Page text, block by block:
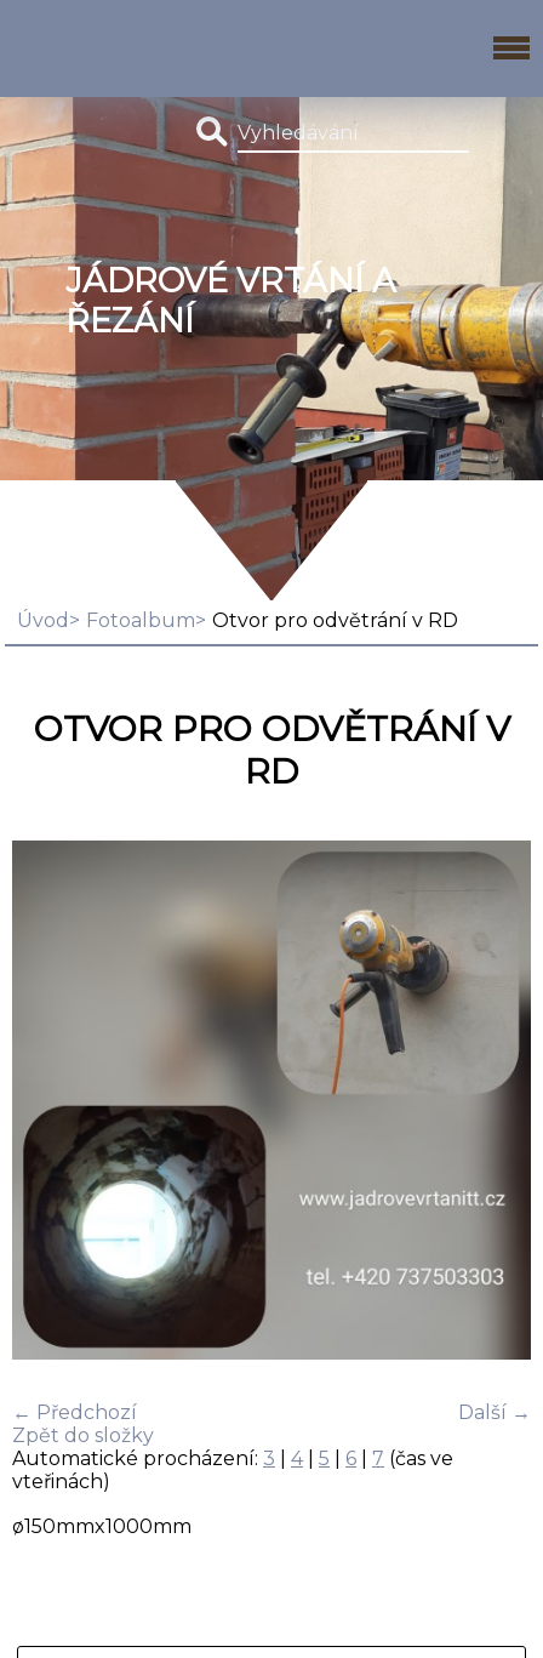
JÁDROVÉ VRTÁNÍ A
ŘEZÁNÍ
Úvod Fotoalbum Otvor pro odvětrání v RD
OTVOR PRO ODVĚTRÁNÍ V
RD
← Předchozí
Další →
Zpět do složky
Automatické procházení: 3 4| 5 6 7 (čas ve
vteřinách)
ø150mmx1000mm